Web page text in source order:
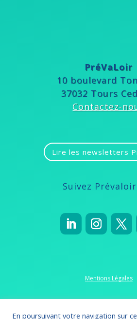
PréVaLoir
10 boulevard
37032 Tours
Contactez-
Lire les newsletters
Suivez
Mentions Légales
Politique de
En poursuivant votre navigation sur